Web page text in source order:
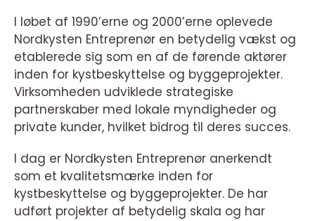
I løbet af 1990’erne og 2000’erne oplevede
Nordkysten Entreprenør en betydelig vækst og
etablerede sig som en af de førende aktører
inden for kystbeskyttelse og byggeprojekter.
Virksomheden udviklede strategiske
partnerskaber med lokale myndigheder og
private kunder, hvilket bidrog til deres succes.
I dag er Nordkysten Entreprenør anerkendt
som et kvalitetsmærke inden for
kystbeskyttelse og byggeprojekter. De har
udført projekter af betydelig skala og har